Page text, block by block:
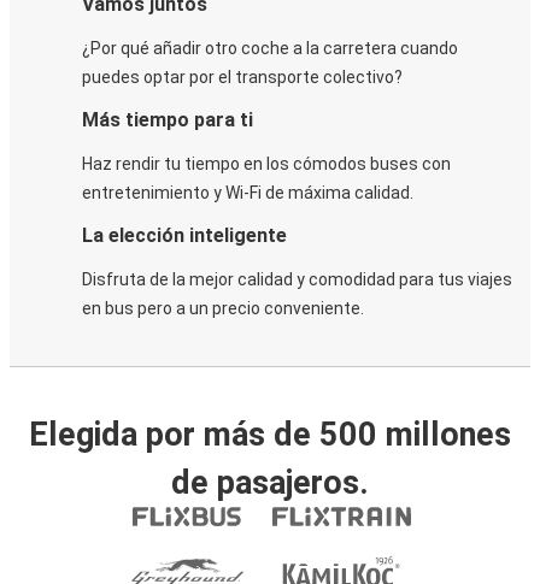
¿Por qué añadir otro coche a la carretera cuando
puedes optar por el transporte colectivo?
Más tiempo para ti
Haz rendir tu tiempo en los cómodos buses con
entretenimiento y Wi-Fi de máxima calidad.
La elección inteligente
Disfruta de la mejor calidad y comodidad para tus viajes
en bus pero a un precio conveniente.
Elegida por más de 500 millones
de pasajeros.